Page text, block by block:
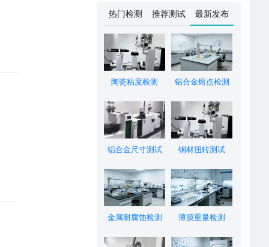
热门检测 推荐测试 最新发布
陶瓷粘度检测 铝合金熔点检测
铝合金尺寸测试 钢材扭转测试
金属耐腐蚀检测 薄膜重量检测